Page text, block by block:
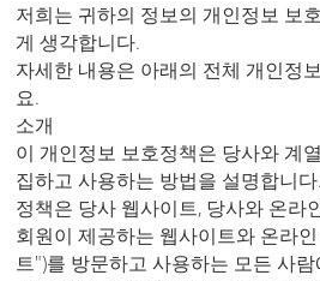
저희는 귀하의 정보의 개인정보 보
게 생각합니다.
자세한 내용은 아래의 전체 개인정
요.
소개
이 개인정보 보호정책은 당사와 계
집하고 사용하는 방법을 설명합니
정책은 당사 웹사이트, 당사와 온라
회원이 제공하는 웹사이트와 온라
트")를 방문하고 사용하는 모든 사